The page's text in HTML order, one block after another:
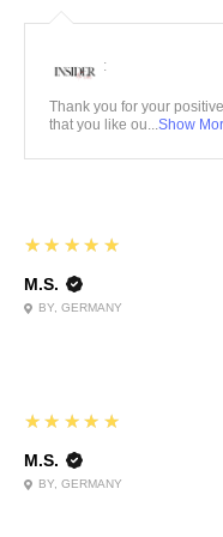
:
Thank you for your
that you like ou...Show
5
★★★★★
M.S.
BY, GERMANY
5
★★★★★
M.S.
BY, GERMANY